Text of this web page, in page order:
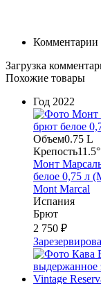
Комментарии
Загрузка
Похожие товары
Год 2022
Объем0.75 L
Крепость11.5°
Монт
белое 0,75 л
Mont Marcal
Испания
Брют
2 750 ₽